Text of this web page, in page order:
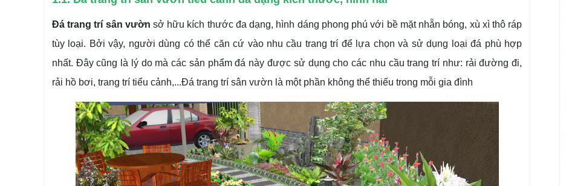
Đá trang trí sân vườn sở hữu kích thước đa dạng, hình dáng phong phú với bề mặt nhẵn bóng, xù xì thô ráp
tùy loại. Bởi vậy, người dùng có thể căn cứ vào nhu cầu trang trí để lựa chọn và sử dụng loại đá phù hợp
nhất. Đây cũng là lý do mà các sản phẩm đá này được sử dụng cho các nhu cầu trang trí như: rải đường đi,
rải hồ bơi, trang trí tiểu cảnh,...Đá trang trí sân vườn là một phần không thể thiếu trong mỗi gia đình